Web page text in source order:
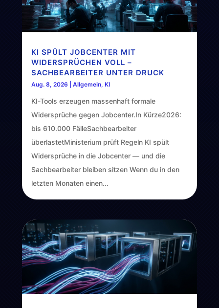
KI SPÜLT JOBCENTER MIT
WIDERSPRÜCHEN VOLL –
SACHBEARBEITER UNTER DRUCK
Aug. 8, 2026 Allgemein, KI
KI-Tools erzeugen massenhaft formale
Widersprüche gegen Jobcenter.In Kürze2026:
bis 610.000 FälleSachbearbeiter
überlastetMinisterium prüft Regeln KI spült
Widersprüche in die Jobcenter — und die
Sachbearbeiter bleiben sitzen Wenn du in den
letzten Monaten einen...